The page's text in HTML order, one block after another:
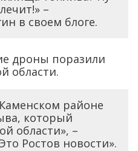
–
в своем блоге.
дроны поразили
области.
районе
который
области», –
Ростов новости».